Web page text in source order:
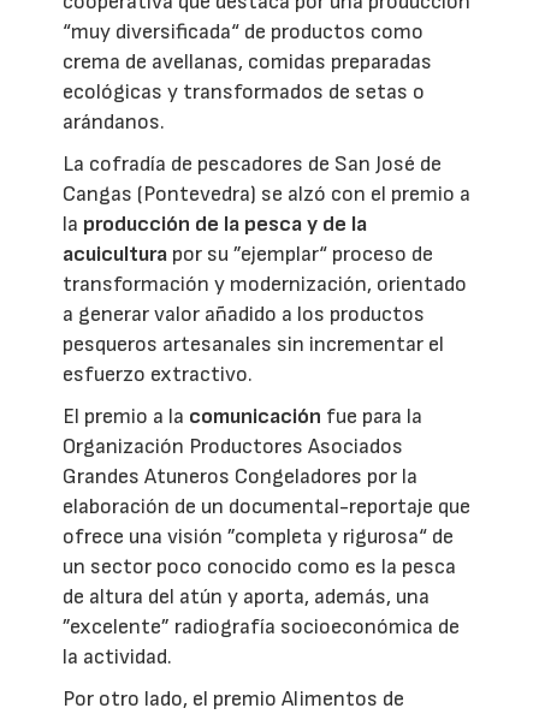
“muy diversificada“ de productos como
crema de avellanas, comidas preparadas
ecológicas y transformados de setas o
arándanos.
La cofradía de pescadores de San José de
Cangas (Pontevedra) se alzó con el premio a
la producción de la pesca y de la
acuicultura por su ”ejemplar“ proceso de
transformación y modernización, orientado
a generar valor añadido a los productos
pesqueros artesanales sin incrementar el
esfuerzo extractivo.
El premio a la comunicación fue para la
Organización Productores Asociados
Grandes Atuneros Congeladores por la
elaboración de un documental-reportaje que
ofrece una visión ”completa y rigurosa“ de
un sector poco conocido como es la pesca
de altura del atún y aporta, además, una
”excelente” radiografía socioeconómica de
la actividad.
Por otro lado, el premio Alimentos de